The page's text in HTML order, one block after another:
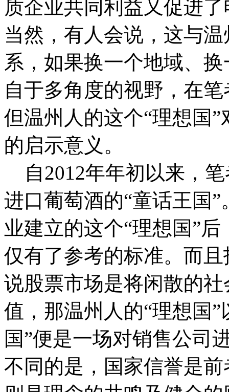
质企业共同利益又促进
当然，有人会说，这与
系，如果换一个地域、
自于多角度的视野，在
但温州人的这个“理想国
的启示意义。
自2012年年初以来，
进口葡萄酒的“童话王国
业建立的这个“理想国”
仅有了参考的标准。而
说股票市场是将闲散的
值，那温州人的“理想国
国”便是一场对销售公司
不同的是，国家信誉是